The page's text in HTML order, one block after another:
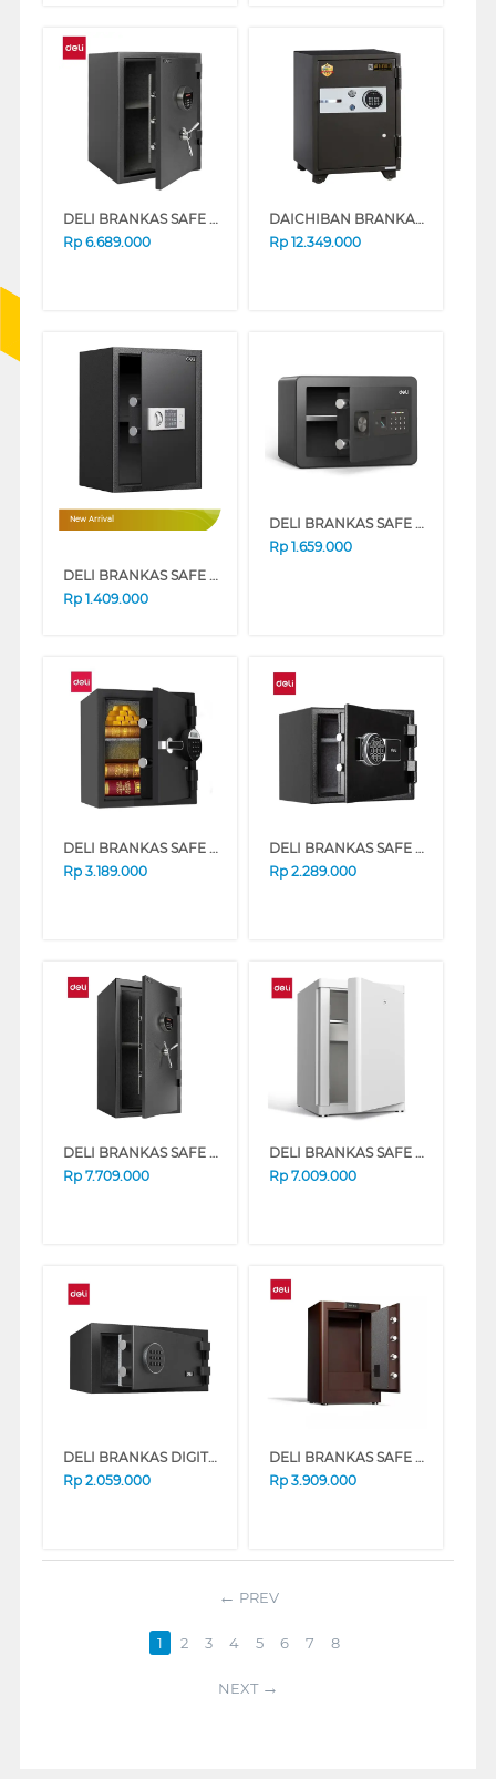
DELI BRANKAS SAFE BOX ET601 DIGITAL BLACK
Rp 6.689.000
DAICHIBAN BRANKAS SAFE BOX DS-65DFS
Rp 12.349.000
New Arrival
DELI BRANKAS SAFE BOX DELI_ET525
Rp 1.409.000
DELI BRANKAS SAFE BOX DELI_ET591
Rp 1.659.000
DELI BRANKAS SAFE BOX ET581 DIGITAL BLACK
Rp 3.189.000
DELI BRANKAS SAFE BOX ET586 DIGITAL BLACK
Rp 2.289.000
DELI BRANKAS SAFE BOX ET602 DIGITAL BLACK
Rp 7.709.000
DELI BRANKAS SAFE BOX ET606 DIGITAL+FINGER WHITE
Rp 7.009.000
DELI BRANKAS DIGITAL SAFE BOX BLACK ET585
Rp 2.059.000
DELI BRANKAS SAFE BOX 3631S DIGITAL BROWN
Rp 3.909.000
PREV
1 2 3 4 5 6 7 8
NEXT